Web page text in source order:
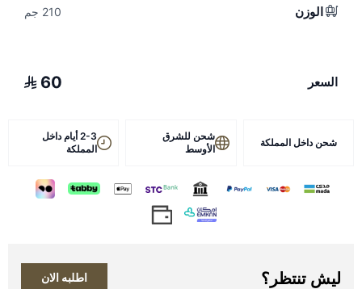
الوزن 210 جم
السعر 60
شحن داخل المملكة
شحن للشرق
الأوسط
2-3 أيام داخل
المملكة
ليش تنتظر؟ اطلبه الان